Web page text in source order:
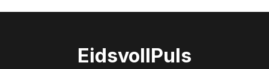
EidsvollPuls